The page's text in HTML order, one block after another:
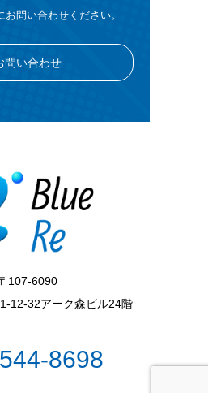
問い合わせください。
問い合わせ
107-6090
12-32アーク森ビル24階
8698